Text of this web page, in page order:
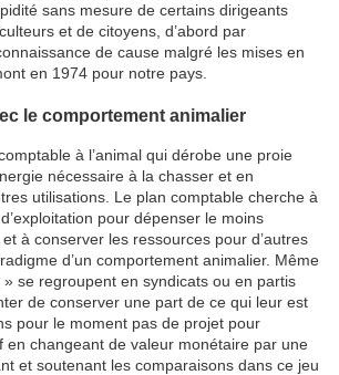
sans mesure de certains dirigeants
et de citoyens, d’abord par
de cause malgré les mises en
en 1974 pour notre pays.
le comportement animalier
à l’animal qui dérobe une proie
nécessaire à la chasser et en
utilisations. Le plan comptable cherche à
pour dépenser le moins
à conserver les ressources pour d’autres
d’un comportement animalier. Même
se regroupent en syndicats ou en partis
de conserver une part de ce qui leur est
pour le moment pas de projet pour
en changeant de valeur monétaire par une
et soutenant les comparaisons dans ce jeu